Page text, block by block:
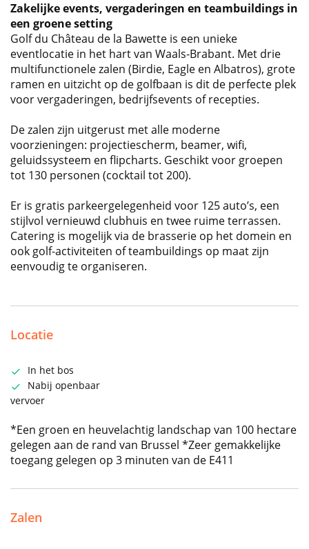
Zakelijke events, vergaderingen en teambuildings in
een groene setting
Golf du Château de la Bawette is een unieke
eventlocatie in het hart van Waals-Brabant. Met drie
multifunctionele zalen (Birdie, Eagle en Albatros), grote
ramen en uitzicht op de golfbaan is dit de perfecte plek
voor vergaderingen, bedrijfsevents of recepties.
De zalen zijn uitgerust met alle moderne
voorzieningen: projectiescherm, beamer, wifi,
geluidssysteem en flipcharts. Geschikt voor groepen
tot 130 personen (cocktail tot 200).
Er is gratis parkeergelegenheid voor 125 auto’s, een
stijlvol vernieuwd clubhuis en twee ruime terrassen.
Catering is mogelijk via de brasserie op het domein en
ook golf-activiteiten of teambuildings op maat zijn
eenvoudig te organiseren.
Locatie
In het bos
Nabij openbaar
vervoer
*Een groen en heuvelachtig landschap van 100 hectare
gelegen aan de rand van Brussel *Zeer gemakkelijke
toegang gelegen op 3 minuten van de E411
Zalen